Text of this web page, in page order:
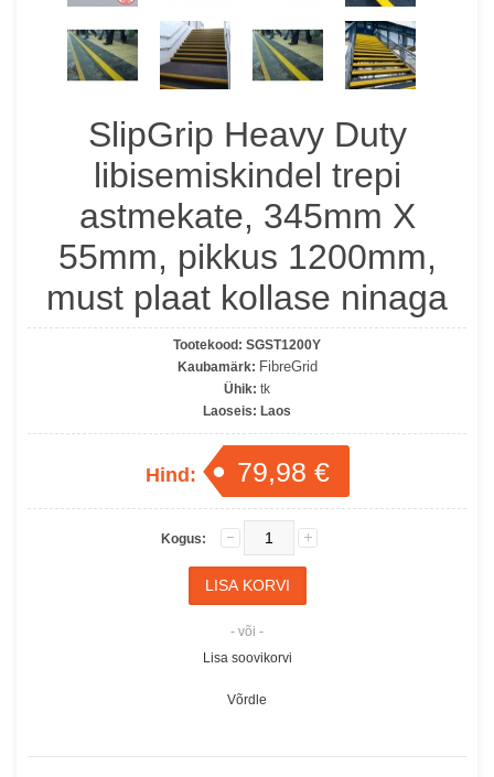
SlipGrip Heavy Duty
libisemiskindel trepi
astmekate, 345mm X
55mm, pikkus 1200mm,
must plaat kollase ninaga
Tootekood: SGST1200Y
Kaubamärk: FibreGrid
Ühik: tk
Laoseis: Laos
Hind: 79,98 €
Kogus:
- või -
Lisa soovikorvi
Võrdle